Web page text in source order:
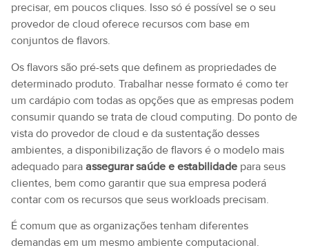
precisar, em poucos cliques. Isso só é possível se o seu
provedor de cloud oferece recursos com base em
conjuntos de flavors.
Os flavors são pré-sets que definem as propriedades de
determinado produto. Trabalhar nesse formato é como ter
um cardápio com todas as opções que as empresas podem
consumir quando se trata de cloud computing. Do ponto de
vista do provedor de cloud e da sustentação desses
ambientes, a disponibilização de flavors é o modelo mais
adequado para assegurar saúde e estabilidade para seus
clientes, bem como garantir que sua empresa poderá
contar com os recursos que seus workloads precisam.
É comum que as organizações tenham diferentes
demandas em um mesmo ambiente computacional.